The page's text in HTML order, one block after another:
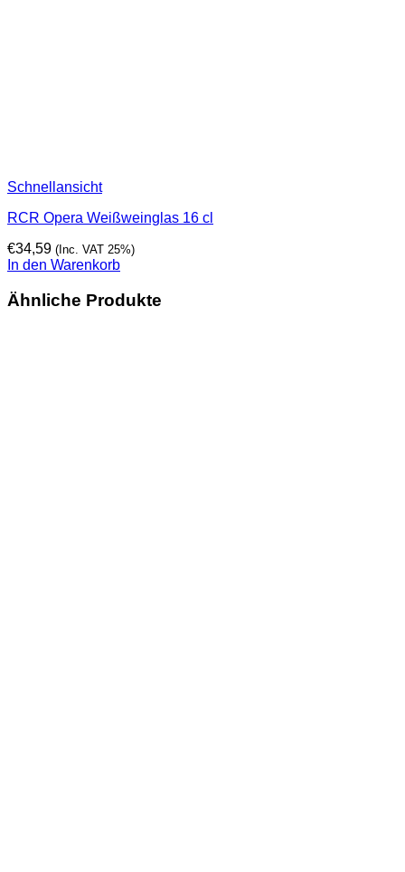
Schnellansicht
RCR Opera Weißweinglas 16 cl
€34,59 (Inc. VAT 25%)
In den Warenkorb
Ähnliche Produkte